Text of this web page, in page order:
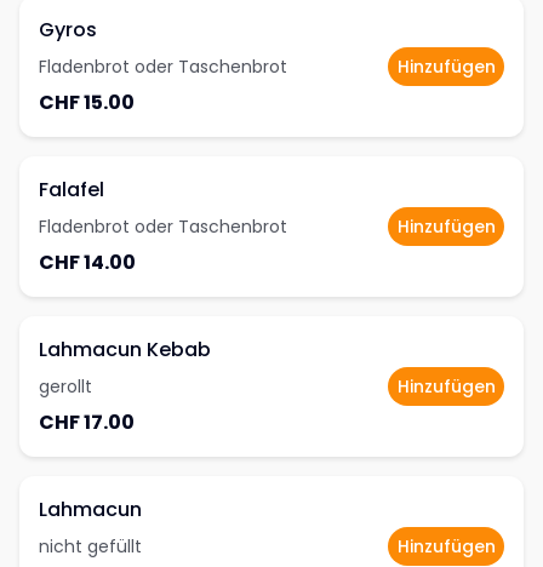
Gyros
Fladenbrot oder Taschenbrot
CHF 15.00
Hinzufügen
Falafel
Fladenbrot oder Taschenbrot
CHF 14.00
Hinzufügen
Lahmacun Kebab
gerollt
CHF 17.00
Hinzufügen
Lahmacun
nicht gefüllt Hinzufügen